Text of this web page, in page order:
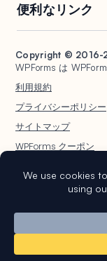
フォームランディン
エントリー管理
フォーム放棄
フォーム通知
ファイルアップロー
計算フォーム
ジオロケーションフ
Google Sheets
Salesforce
HubSpot
Google ドライブ
便利なリンク
ドキュメント
プランと料金
WordPress ホステ
WPBeginner
Copyright © 2016-
WPForms は
利用規約
プライバシーポリシー
サイトマップ
WPForms クーポン
ブサイトでの
WordPress Foundation
WPForms は
ていません。